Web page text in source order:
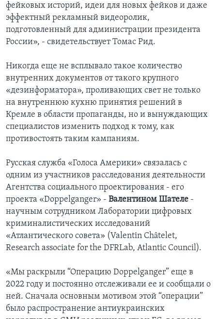
фейковых историй, идеи для новых фейков и даже
эффектный рекламный видеоролик,
подготовленный для администрации президента
России», - свидетельствует Томас Рид.
Никогда еще не всплывало такое количество
внутренних документов от такого крупного
«дезинформатора», проливающих свет не только
на внутреннюю кухню принятия решений в
Кремле в области пропаганды, но и вынуждающих
специалистов изменить подход к тому, как
противостоять таким кампаниям.
Русская служба «Голоса Америки» связалась с
одним из участников расследования деятельности
Агентства социального проектирования - его
проекта «Doppelganger» - Валентином Шателе -
научным сотрудником Лаборатории цифровых
криминалистических исследований
«Атлантического совета» (Valentin Châtelet,
Research associate for the DFRLab, Atlantic Council).
«Мы раскрыли “Операцию Doppelganger” еще в
2022 году и постоянно отслеживали ее и сообщали о
ней. Сначала основным мотивом этой “операции”
было распространение антиукраинских